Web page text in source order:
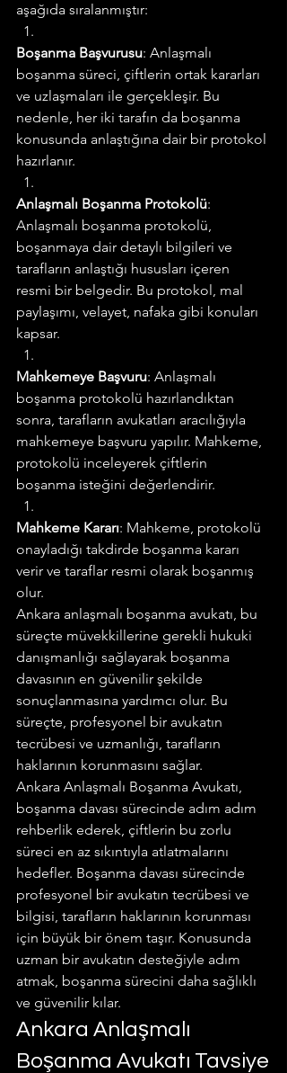
aşağıda sıralanmıştır:
Boşanma Başvurusu: Anlaşmalı
boşanma süreci, çiftlerin ortak kararları
ve uzlaşmaları ile gerçekleşir. Bu
nedenle, her iki tarafın da boşanma
konusunda anlaştığına dair bir protokol
hazırlanır.
Anlaşmalı Boşanma Protokolü:
Anlaşmalı boşanma protokolü,
boşanmaya dair detaylı bilgileri ve
tarafların anlaştığı hususları içeren
resmi bir belgedir. Bu protokol, mal
paylaşımı, velayet, nafaka gibi konuları
kapsar.
Mahkemeye Başvuru: Anlaşmalı
boşanma protokolü hazırlandıktan
sonra, tarafların avukatları aracılığıyla
mahkemeye başvuru yapılır. Mahkeme,
protokolü inceleyerek çiftlerin
boşanma isteğini değerlendirir.
Mahkeme Kararı: Mahkeme, protokolü
onayladığı takdirde boşanma kararı
verir ve taraflar resmi olarak boşanmış
olur.
Ankara anlaşmalı boşanma avukatı, bu
süreçte müvekkillerine gerekli hukuki
danışmanlığı sağlayarak boşanma
davasının en güvenilir şekilde
sonuçlanmasına yardımcı olur. Bu
süreçte, profesyonel bir avukatın
tecrübesi ve uzmanlığı, tarafların
haklarının korunmasını sağlar.
Ankara Anlaşmalı Boşanma Avukatı,
boşanma davası sürecinde adım adım
rehberlik ederek, çiftlerin bu zorlu
süreci en az sıkıntıyla atlatmalarını
hedefler. Boşanma davası sürecinde
profesyonel bir avukatın tecrübesi ve
bilgisi, tarafların haklarının korunması
için büyük bir önem taşır. Konusunda
uzman bir avukatın desteğiyle adım
atmak, boşanma sürecini daha sağlıklı
ve güvenilir kılar.
Ankara Anlaşmalı
Boşanma Avukatı Tavsiye